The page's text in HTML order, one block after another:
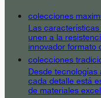
colecciones
Las
unen a la
innovador formato
colecciones
Desde tecnologías
cada detalle está
de materiales